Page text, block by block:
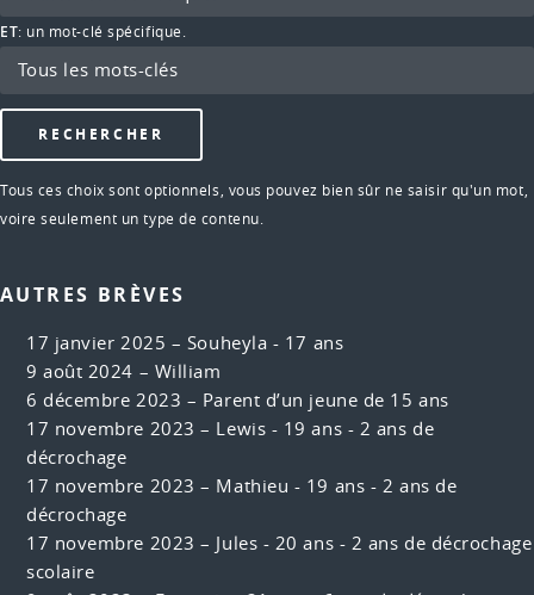
ET: un mot-clé spécifique.
Tous ces choix sont optionnels, vous pouvez bien sûr ne saisir qu'un mot,
voire seulement un type de contenu.
AUTRES BRÈVES
17 janvier 2025 – Souheyla - 17 ans
9 août 2024 – William
6 décembre 2023 – Parent d’un jeune de 15 ans
17 novembre 2023 – Lewis - 19 ans - 2 ans de
décrochage
17 novembre 2023 – Mathieu - 19 ans - 2 ans de
décrochage
17 novembre 2023 – Jules - 20 ans - 2 ans de décrochage
scolaire